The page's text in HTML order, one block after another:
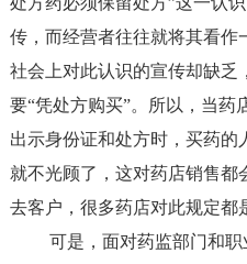
传，而经营者往往就将其看作
社会上对此认识的宣传却缺乏
要“凭处方购买”。所以，当药
出示身份证和处方时，买药
就不光顾了，这对药店销售都
去客户，很多药店对此规定都
可是，面对药监部门和职